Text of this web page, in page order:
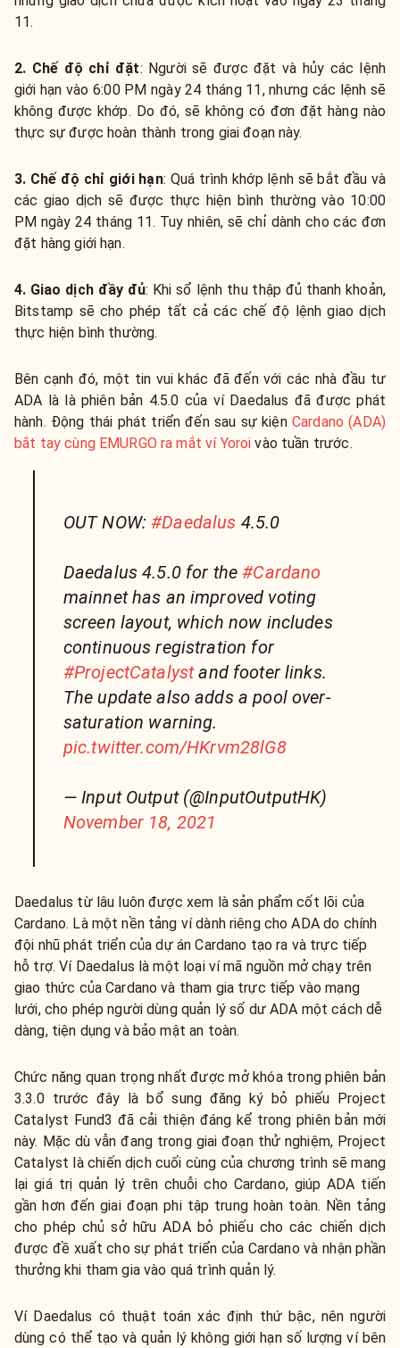
11.
2. Chế độ chỉ đặt: Người sẽ được đặt và hủy các lệnh
giới hạn vào 6:00 PM ngày 24 tháng 11, nhưng các lệnh sẽ
không được khớp. Do đó, sẽ không có đơn đặt hàng nào
thực sự được hoàn thành trong giai đoạn này.
3. Chế độ chỉ giới hạn: Quá trình khớp lệnh sẽ bắt đầu và
các giao dịch sẽ được thực hiện bình thường vào 10:00
PM ngày 24 tháng 11. Tuy nhiên, sẽ chỉ dành cho các đơn
đặt hàng giới hạn.
4. Giao dịch đầy đủ: Khi sổ lệnh thu thập đủ thanh khoản,
Bitstamp sẽ cho phép tất cả các chế độ lệnh giao dịch
thực hiện bình thường.
Bên cạnh đó, một tin vui khác đã đến với các nhà đầu tư
ADA là là phiên bản 4.5.0 của ví Daedalus đã được phát
hành. Động thái phát triển đến sau sự kiện Cardano (ADA)
bắt tay cùng EMURGO ra mắt ví Yoroi vào tuần trước.
OUT NOW:#Daedalus 4.5.0
Daedalus 4.5.0 for the#Cardano
mainnet has an improved voting
screen layout, which now includes
continuous registration for
#ProjectCatalystand footer links.
The update also adds a pool over-
saturation warning.
pic.twitter.com/HKrvm28lG8
— Input Output (@InputOutputHK)
November 18, 2021
Daedalus từ lâu luôn được xem là sản phẩm cốt lõi của
Cardano. Là một nền tảng ví dành riêng cho ADA do chính
đội nhũ phát triển của dự án Cardano tạo ra và trực tiếp
hỗ trợ. Ví Daedalus là một loại ví mã nguồn mở chạy trên
giao thức của Cardano và tham gia trực tiếp vào mạng
lưới, cho phép người dùng quản lý số dư ADA một cách dễ
dàng, tiện dụng và bảo mật an toàn.
Chức năng quan trọng nhất được mở khóa trong phiên bản
3.3.0 trước đây là bổ sung đăng ký bỏ phiếu Project
Catalyst Fund3 đã cải thiện đáng kể trong phiên bản mới
này. Mặc dù vẫn đang trong giai đoạn thử nghiệm, Project
Catalyst là chiến dịch cuối cùng của chương trình sẽ mang
lại giá trị quản lý trên chuỗi cho Cardano, giúp ADA tiến
gần hơn đến giai đoạn phi tập trung hoàn toàn. Nền tảng
cho phép chủ sở hữu ADA bỏ phiếu cho các chiến dịch
được đề xuất cho sự phát triển của Cardano và nhận phần
thưởng khi tham gia vào quá trình quản lý.
Ví Daedalus có thuật toán xác định thứ bậc, nên người
dùng có thể tạo và quản lý không giới hạn số lượng ví bên